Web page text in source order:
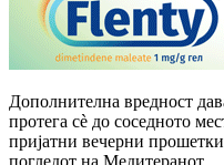
Дополнителна вредност
протега сè до соседното
пријатни вечерни
погледот на Медитеранот.